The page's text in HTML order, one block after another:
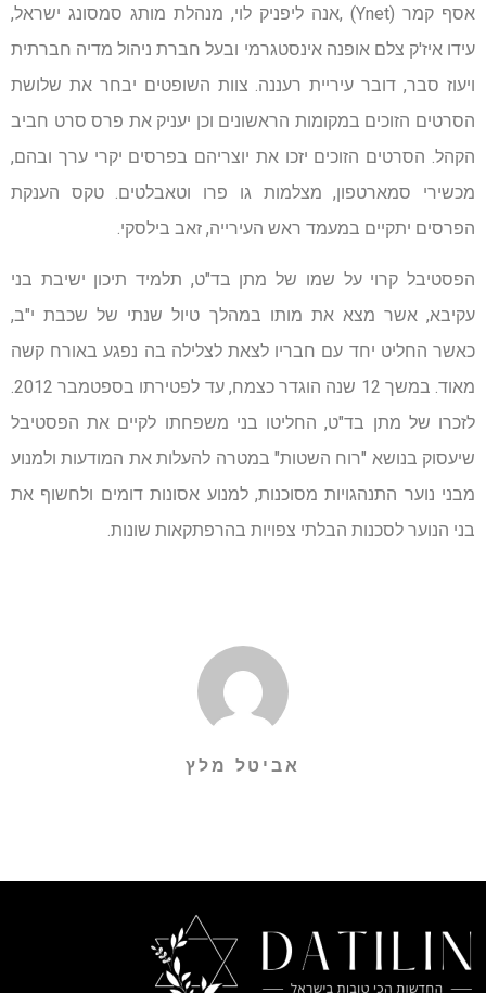
אסף קמר (Ynet) ,אנה ליפניק לוי, מנהלת מותג סמסונג ישראל,
עידו איז'ק צלם אופנה אינסטגרמי ובעל חברת ניהול מדיה חברתית
ויעוז סבר, דובר עיריית רעננה. צוות השופטים יבחר את שלושת
הסרטים הזוכים במקומות הראשונים וכן יעניק את פרס סרט חביב
הקהל. הסרטים הזוכים יזכו את יוצריהם בפרסים יקרי ערך ובהם,
מכשירי סמארטפון, מצלמות גו פרו וטאבלטים. טקס הענקת
הפרסים יתקיים במעמד ראש העירייה, זאב בילסקי.
הפסטיבל קרוי על שמו של מתן בד"ט, תלמיד תיכון ישיבת בני
עקיבא, אשר מצא את מותו במהלך טיול שנתי של שכבת י"ב,
כאשר החליט יחד עם חבריו לצאת לצלילה בה נפגע באורח קשה
מאוד. במשך 12 שנה הוגדר כצמח, עד לפטירתו בספטמבר 2012.
לזכרו של מתן בד"ט, החליטו בני משפחתו לקיים את הפסטיבל
שיעסוק בנושא "רוח השטות" במטרה להעלות את המודעות ולמנוע
מבני נוער התנהגויות מסוכנות, למנוע אסונות דומים ולחשוף את
בני הנוער לסכנות הבלתי צפויות בהרפתקאות שונות.
אביטל מלץ